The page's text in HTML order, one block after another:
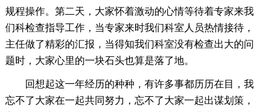
规程操作。第二天，大家怀着激动的心情等待着专家来我
们科检查指导工作，当专家来时我们科室人员热情接待，
主任做了精彩的汇报，当得知我们科室没有检查出大的问
题时，大家心里的一块石头也算是落了地。
回想起这一年经历的种种，有许多事都历历在目，我
忘不了大家在一起共同努力，忘不了大家一起出谋划策，